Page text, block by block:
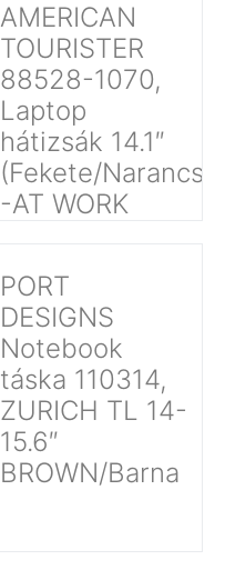
AMERICAN
TOURISTER
88528-1070,
Laptop
hátizsák 14.1″
(Fekete/
-AT WORK
PORT
DESIGNS
Notebook
táska 110314,
ZURICH TL 14-
15.6″
BROWN/Barna